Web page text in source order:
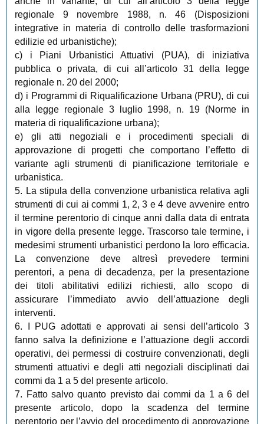
regionale 9 novembre 1988, n. 46 (Disposizioni
integrative in materia di controllo delle trasformazioni
edilizie ed urbanistiche);
c) i Piani Urbanistici Attuativi (PUA), di iniziativa
pubblica o privata, di cui all’articolo 31 della legge
regionale n. 20 del 2000;
d) i Programmi di Riqualificazione Urbana (PRU), di cui
alla legge regionale 3 luglio 1998, n. 19 (Norme in
materia di riqualificazione urbana);
e) gli atti negoziali e i procedimenti speciali di
approvazione di progetti che comportano l’effetto di
variante agli strumenti di pianificazione territoriale e
urbanistica.
5. La stipula della convenzione urbanistica relativa agli
strumenti di cui ai commi 1, 2, 3 e 4 deve avvenire entro
il termine perentorio di cinque anni dalla data di entrata
in vigore della presente legge. Trascorso tale termine, i
medesimi strumenti urbanistici perdono la loro efficacia.
La convenzione deve altresì prevedere termini
perentori, a pena di decadenza, per la presentazione
dei titoli abilitativi edilizi richiesti, allo scopo di
assicurare l’immediato avvio dell’attuazione degli
interventi.
6. I PUG adottati e approvati ai sensi dell’articolo 3
fanno salva la definizione e l’attuazione degli accordi
operativi, dei permessi di costruire convenzionati, degli
strumenti attuativi e degli atti negoziali disciplinati dai
commi da 1 a 5 del presente articolo.
7. Fatto salvo quanto previsto dai commi da 1 a 6 del
presente articolo, dopo la scadenza del termine
perentorio per l’avvio del procedimento di approvazione